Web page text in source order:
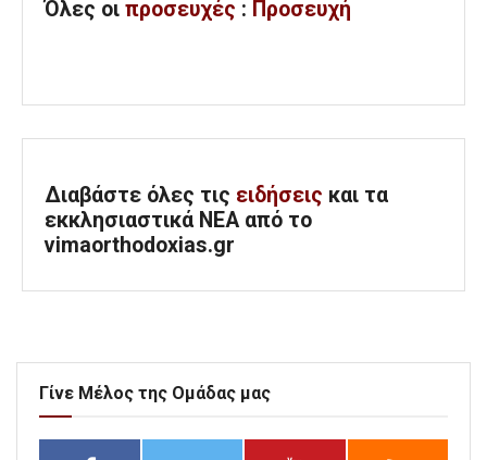
Όλες οι προσευχές : Προσευχή
Διαβάστε όλες τις ειδήσεις και τα
εκκλησιαστικά ΝΕΑ από το
vimaorthodoxias.gr
Γίνε Μέλος της Ομάδας μας